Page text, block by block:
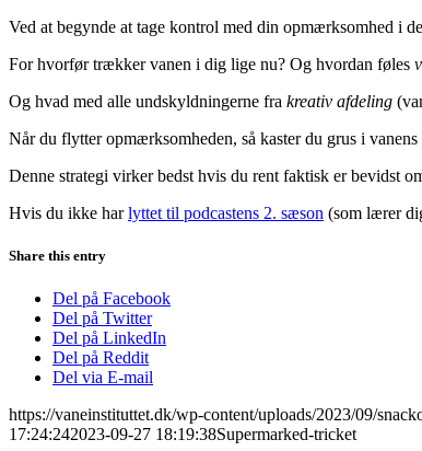
Ved at begynde at tage kontrol med din opmærksomhed i
For hvorfør trækker vanen i dig lige nu? Og hvordan føles
Og hvad med alle undskyldningerne fra kreativ afdeling
Når du flytter opmærksomheden, så kaster du grus i
Denne strategi virker bedst hvis du rent faktisk er bevidst
Hvis du ikke harlyttet til podcastens 2. sæson (som lærer
Share this entry
Del på Facebook
Del på Twitter
Del på LinkedIn
Del på Reddit
Del via E-mail
https://vaneinstituttet.dk/wp-content/uploads/2023/09/
17:24:242023-09-27 18:19:38Supermarked-tricket